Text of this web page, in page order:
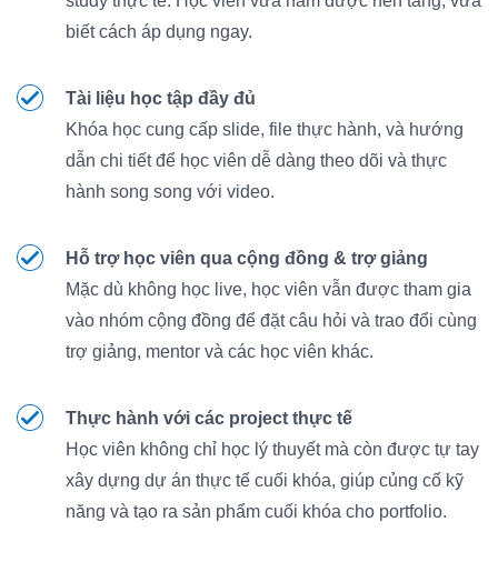
biết cách áp dụng ngay.
Tài liệu học tập đầy đủ
Khóa học cung cấp slide, file thực hành, và hướng
dẫn chi tiết để học viên dễ dàng theo dõi và thực
hành song song với video.
Hỗ trợ học viên qua cộng đồng & trợ giảng
Mặc dù không học live, học viên vẫn được tham gia
vào nhóm cộng đồng để đặt câu hỏi và trao đổi cùng
trợ giảng, mentor và các học viên khác.
Thực hành với các project thực tế
Học viên không chỉ học lý thuyết mà còn được tự tay
xây dựng dự án thực tế cuối khóa, giúp củng cố kỹ
năng và tạo ra sản phẩm cuối khóa cho portfolio.